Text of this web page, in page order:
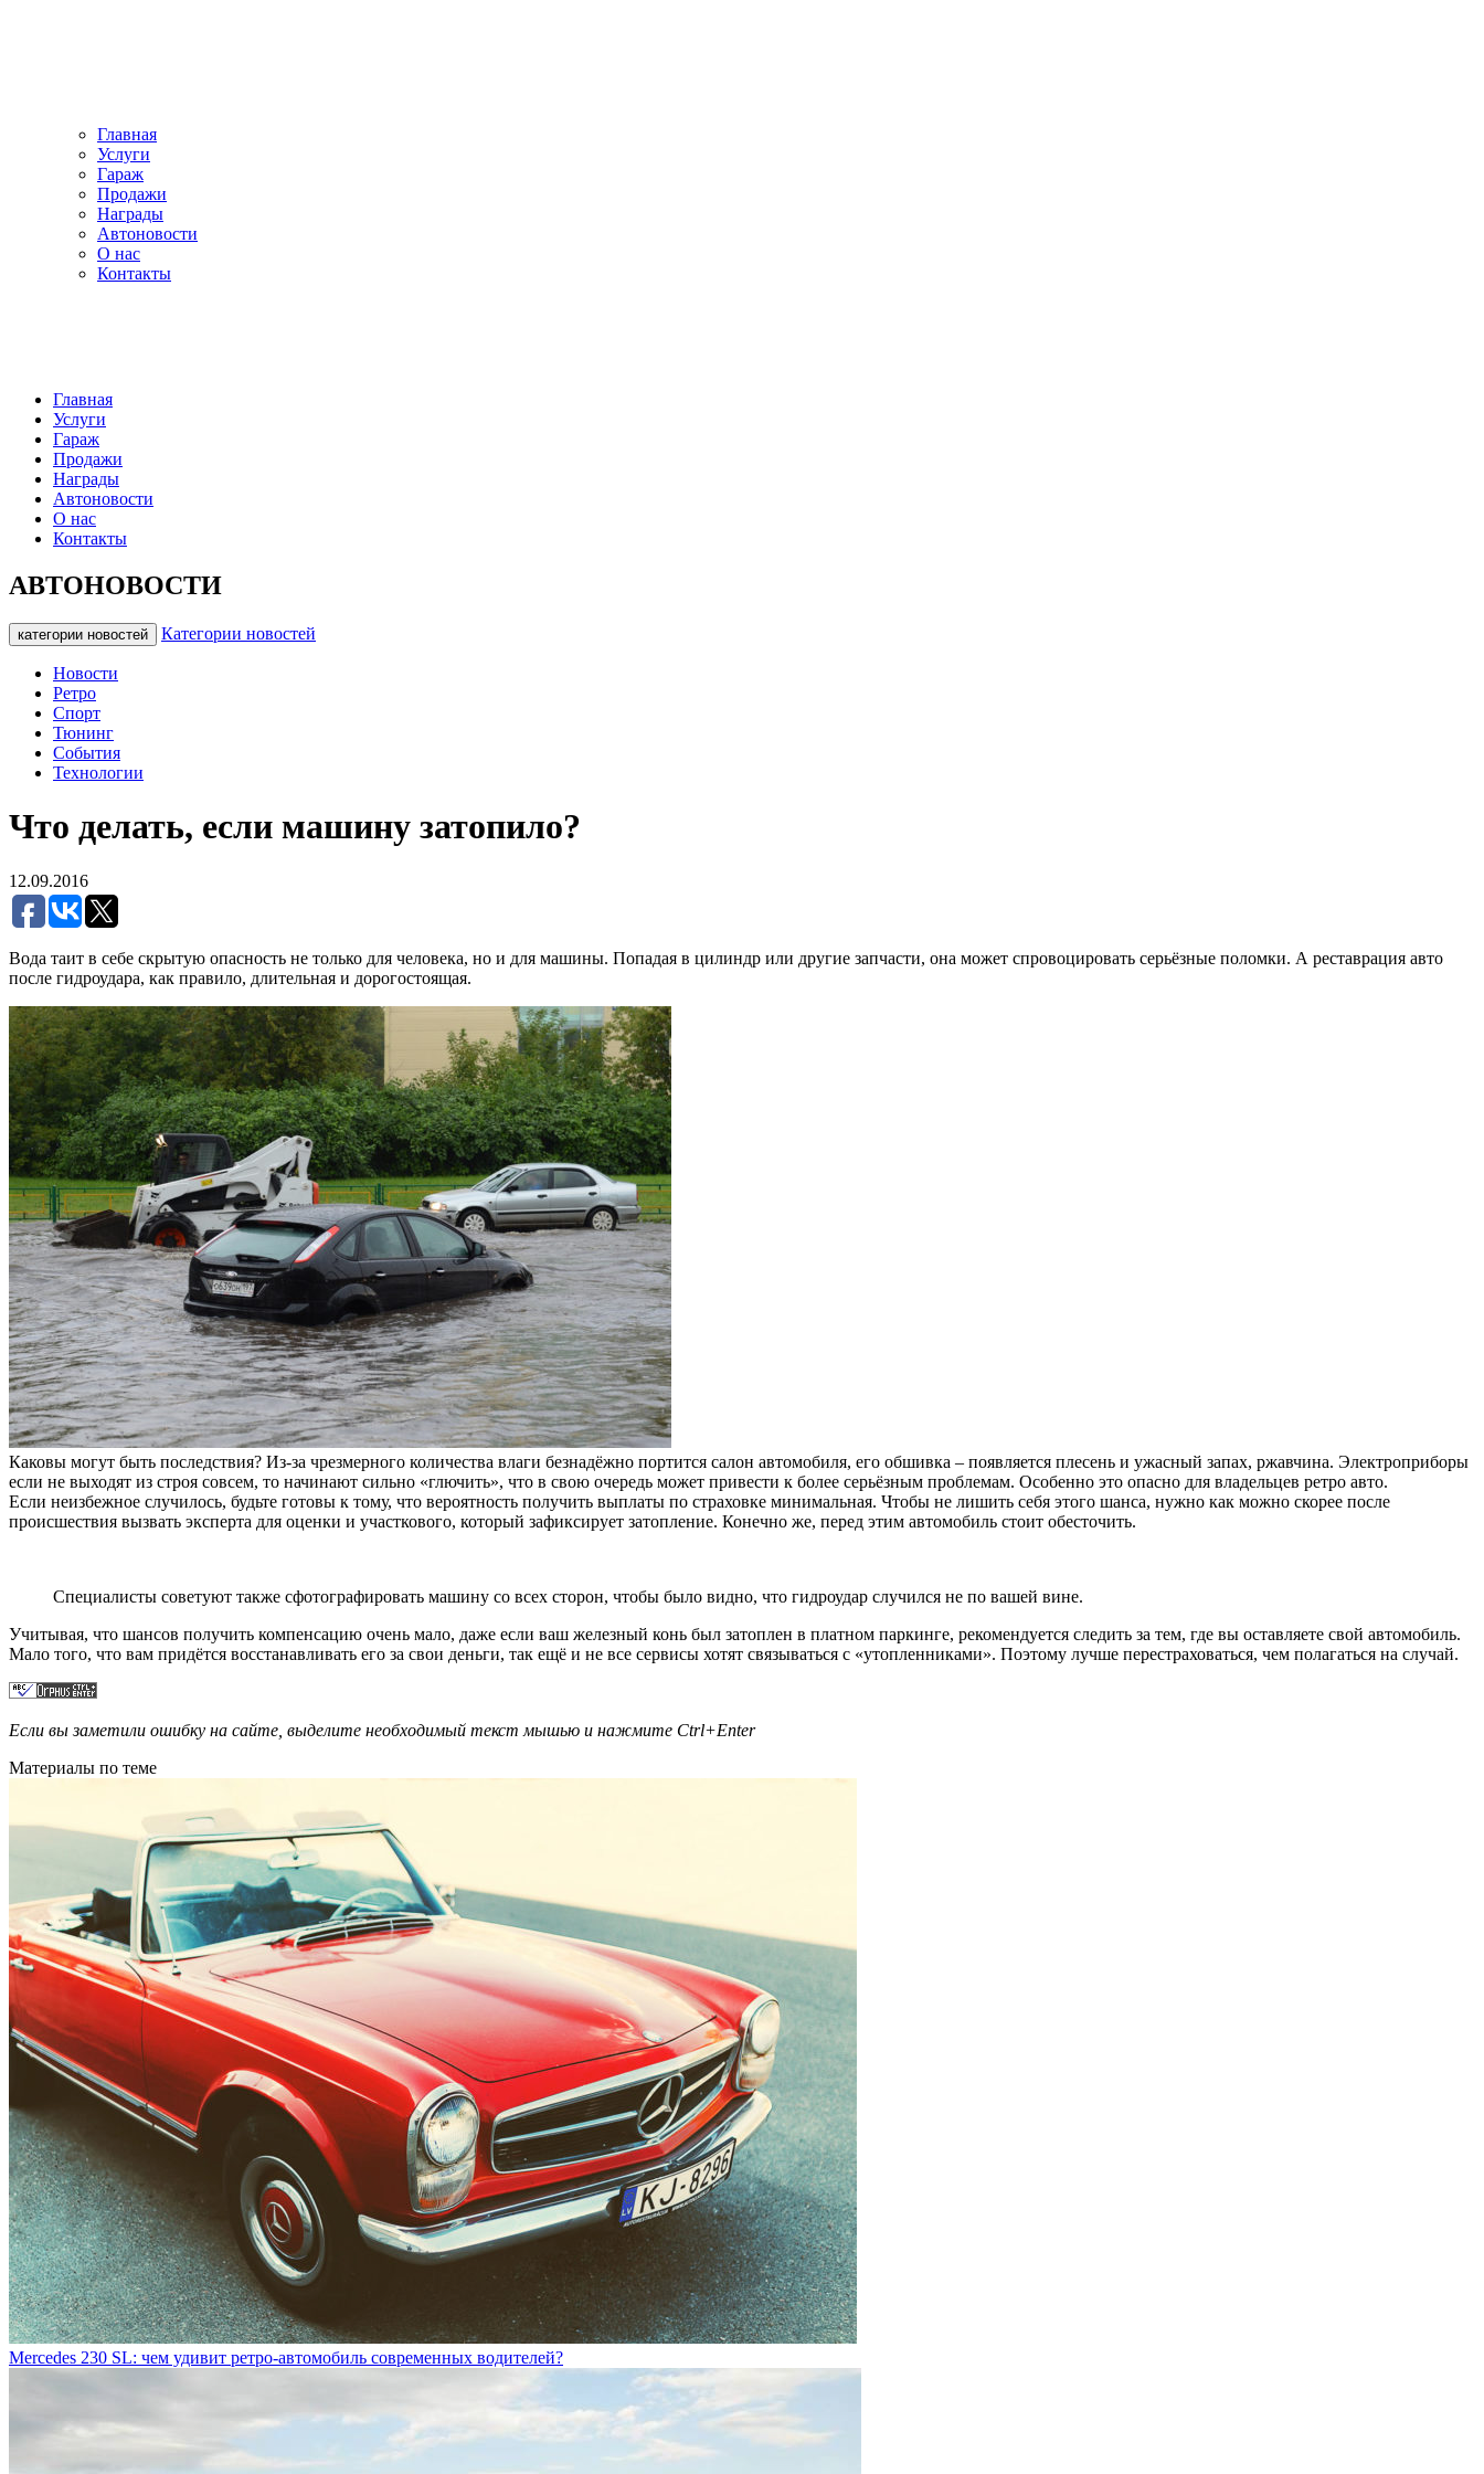
Главная
Услуги
Гараж
Продажи
Награды
Автоновости
О нас
Контакты
Главная
Услуги
Гараж
Продажи
Награды
Автоновости
О нас
Контакты
АВТОНОВОСТИ
категории новостей Категории новостей
Новости
Ретро
Спорт
Тюнинг
События
Технологии
Что делать, если машину затопило?
12.09.2016
Вода таит в себе скрытую опасность не только для человека, но и для машины. Попадая в цилиндр или другие запчасти, она может спровоцировать серьёзные поломки. А реставрация авто
после гидроудара, как правило, длительная и дорогостоящая.
Каковы могут быть последствия? Из-за чрезмерного количества влаги безнадёжно портится салон автомобиля, его обшивка – появляется плесень и ужасный запах, ржавчина. Электроприборы
если не выходят из строя совсем, то начинают сильно «глючить», что в свою очередь может привести к более серьёзным проблемам. Особенно это опасно для владельцев ретро авто.
Если неизбежное случилось, будьте готовы к тому, что вероятность получить выплаты по страховке минимальная. Чтобы не лишить себя этого шанса, нужно как можно скорее после
происшествия вызвать эксперта для оценки и участкового, который зафиксирует затопление. Конечно же, перед этим автомобиль стоит обесточить.
Специалисты советуют также сфотографировать машину со всех сторон, чтобы было видно, что гидроудар случился не по вашей вине.
Учитывая, что шансов получить компенсацию очень мало, даже если ваш железный конь был затоплен в платном паркинге, рекомендуется следить за тем, где вы оставляете свой автомобиль.
Мало того, что вам придётся восстанавливать его за свои деньги, так ещё и не все сервисы хотят связываться с «утопленниками». Поэтому лучше перестраховаться, чем полагаться на случай.
Если вы заметили ошибку на сайте, выделите необходимый текст мышью и нажмите Ctrl+Enter
Материалы по теме
Mercedes 230 SL: чем удивит ретро-автомобиль современных водителей?